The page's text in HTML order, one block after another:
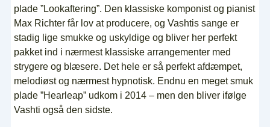
plade ”Lookaftering”. Den klassiske komponist og pianist
Max Richter får lov at producere, og Vashtis sange er
stadig lige smukke og uskyldige og bliver her perfekt
pakket ind i nærmest klassiske arrangementer med
strygere og blæsere. Det hele er så perfekt afdæmpet,
melodiøst og nærmest hypnotisk. Endnu en meget smuk
plade ”Hearleap” udkom i 2014 – men den bliver ifølge
Vashti også den sidste.